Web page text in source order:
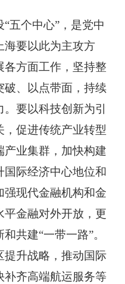
个中心”，是党中
海要以此为主攻方
各方面工作，坚持整
破、以点带面，持续
要以科技创新为引
促进传统产业转型
产业集群，加快构建
际经济中心地位和
现代金融机构和金
金融对外开放，更
共建“一带一路”。
提升战略，推动国际
补齐高端航运服务等